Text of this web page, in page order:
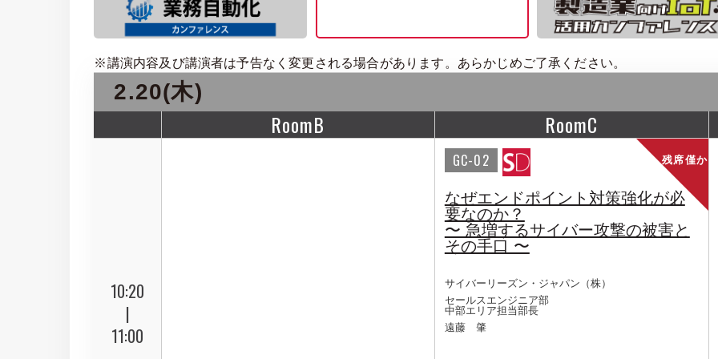
※講演内容及び講演者は予告なく変更される場合があります。あらかじめご了承ください。
2.20(木)
RoomB RoomC
10:20
|
11:00
残席僅か
GC-02
なぜエンドポイント対策強化が必
要なのか？
〜 急増するサイバー攻撃の被害と
その手口 〜
サイバーリーズン・ジャパン（株）
セールスエンジニア部
中部エリア担当部長
遠藤 肇